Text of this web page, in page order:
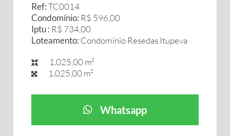
Ref:TC0014
Condomínio: R$ 596,00
Iptu : R$ 734,00
Loteamento: Condomínio Resedas Itupeva
1.025,00 m²
1.025,00 m²
Whatsapp